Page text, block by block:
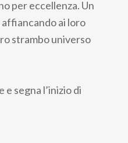
per eccellenza. Un
ai loro
strambo universo
segna l’inizio di